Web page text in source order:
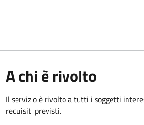
A chi è rivolto
Il servizio è rivolto a tutti i soggetti
requisiti previsti.